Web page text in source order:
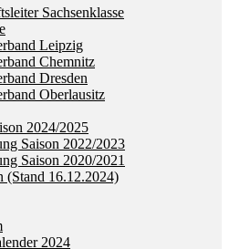
Sachsenklasse
Leipzig
Chemnitz
Dresden
Oberlausitz
2024/2025
Saison 2022/2023
Saison 2020/2021
(Stand 16.12.2024)
2024